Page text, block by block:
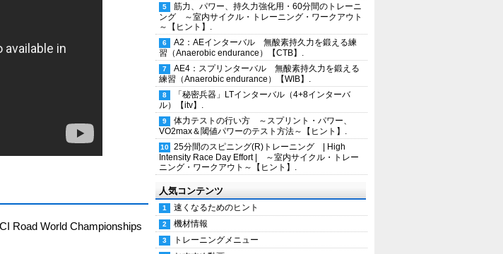
Road World Championships
筋力、パワー、持久力強化用・60分間のトレーニ
ング ～室内サイクル・トレーニング・ワークアウト
～【ヒント】.
A2：AEインターバル 無酸素持久力を鍛える練
習（Anaerobic endurance）【CTB】.
AE4：スプリンターバル 無酸素持久力を鍛える
練習（Anaerobic endurance）【WIB】.
「秘密兵器」LTインターバル（4+8インターバ
ル）【itv】.
体力テストの行い方 ～スプリント・パワー、
VO2max＆閾値パワーのテスト方法～【ヒント】.
25分間のスピニング(R)トレーニング | High
Intensity Race Day Effort | ～室内サイクル・トレー
ニング・ワークアウト～【ヒント】.
人気コンテンツ
速くなるためのヒント
機材情報
トレーニングメニュー